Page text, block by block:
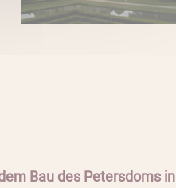
Bau des Petersdoms in